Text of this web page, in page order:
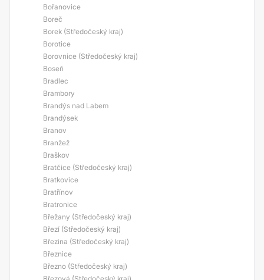
Bořanovice
Boreč
Borek (Středočeský kraj)
Borotice
Borovnice (Středočeský kraj)
Boseň
Bradlec
Brambory
Brandýs nad Labem
Brandýsek
Branov
Branžež
Braškov
Bratčice (Středočeský kraj)
Bratkovice
Bratřínov
Bratronice
Břežany (Středočeský kraj)
Březí (Středočeský kraj)
Březina (Středočeský kraj)
Březnice
Březno (Středočeský kraj)